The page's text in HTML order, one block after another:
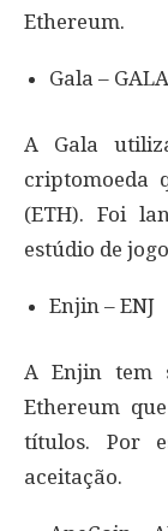
Ethereum.
Gala – GALA
A Gala
criptomoeda
(ETH). Foi
estúdio de
Enjin – ENJ
A Enjin tem
Ethereum
títulos. Por
aceitação.